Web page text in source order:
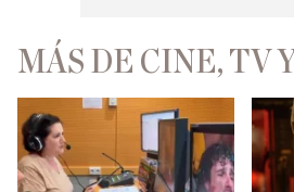
MÁS DE CINE, TV